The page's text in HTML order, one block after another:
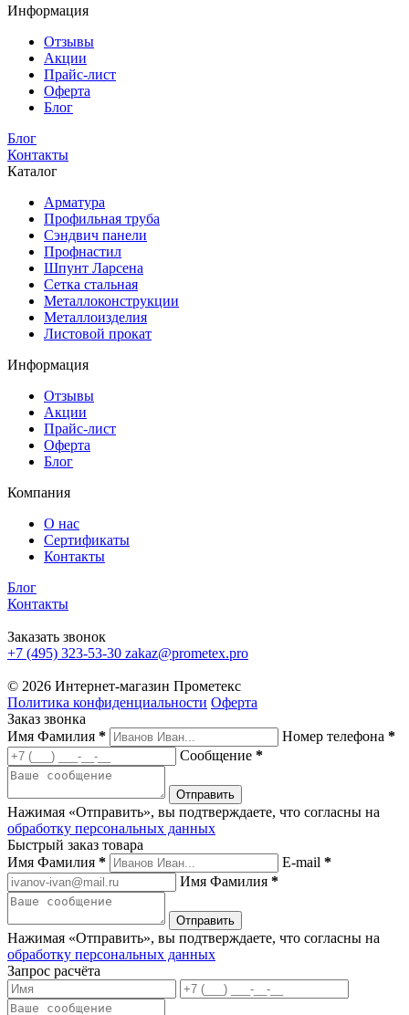
Информация
Отзывы
Акции
Прайс-лист
Оферта
Блог
Блог
Контакты
Каталог
Арматура
Профильная труба
Сэндвич панели
Профнастил
Шпунт Ларсена
Сетка стальная
Металлоконструкции
Металлоизделия
Листовой прокат
Информация
Отзывы
Акции
Прайс-лист
Оферта
Блог
Компания
О нас
Сертификаты
Контакты
Блог
Контакты
Заказать звонок
+7 (495) 323-53-30 zakaz@prometex.pro
© 2026 Интернет-магазин Прометекс
Политика конфиденциальности Оферта
Заказ звонка
Имя Фамилия * Номер телефона *
Сообщение *
Нажимая «Отправить», вы подтверждаете, что согласны на
обработку персональных данных
Быстрый заказ товара
Имя Фамилия * E-mail *
Имя Фамилия *
Нажимая «Отправить», вы подтверждаете, что согласны на
обработку персональных данных
Запрос расчёта